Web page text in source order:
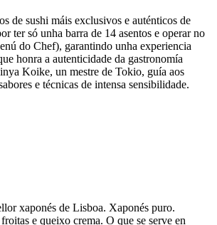
de sushi máis exclusivos e auténticos de
ter só unha barra de 14 asentos e operar no
do Chef), garantindo unha experiencia
honra a autenticidade da gastronomía
Koike, un mestre de Tokio, guía aos
e técnicas de intensa sensibilidade.
xaponés de Lisboa. Xaponés puro.
e queixo crema. O que se serve en